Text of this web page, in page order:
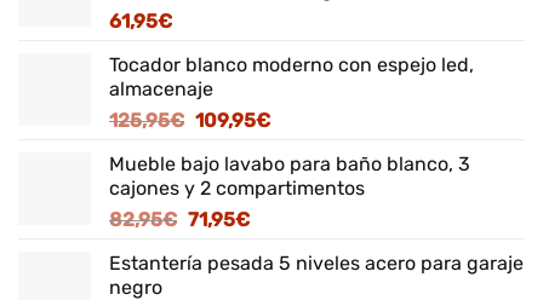
61,95€
Tocador blanco moderno con espejo led,
almacenaje
125,95€ El
original
era:
125,95€.
109,95€El
actual
es:
Mueble bajo lavabo para baño blanco, 3
cajones y 2 compartimentos
82,95€ El
original
71,95€El
actual
Estantería pesada 5 niveles acero para garaje
negro